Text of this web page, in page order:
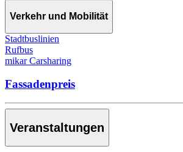
Verkehr und Mobilität
Stadtbuslinien
Rufbus
mikar Carsharing
Fassadenpreis
Veranstaltungen